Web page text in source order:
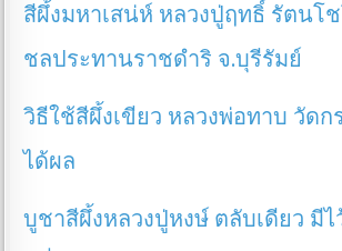
สีผึ้งมหาเสน่ห์ หลวงปู่ฤทธิ์ รัตนโ
ชลประทานราชดำริ จ.บุรีรัมย์
วิธีใช้สีผึ้งเขียว หลวงพ่อทาบ วัด
ได้ผล
บูชาสีผึ้งหลวงปู่หงษ์ ตลับเดียว มีไ